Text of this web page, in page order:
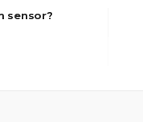
sensor?